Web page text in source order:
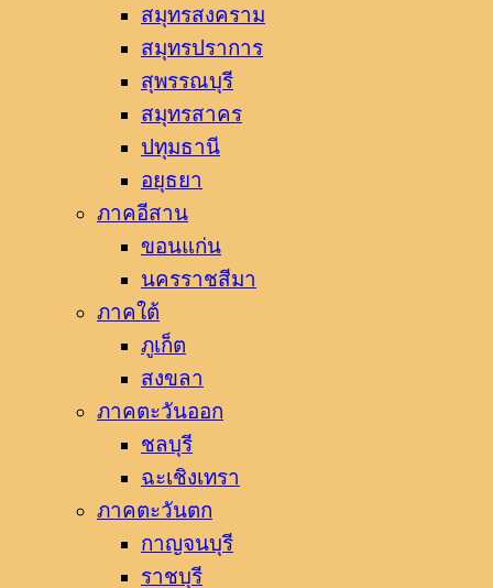
สมุทรสงคราม
สมุทรปราการ
สุพรรณบุรี
สมุทรสาคร
ปทุมธานี
อยุธยา
ภาคอีสาน
ขอนแก่น
นครราชสีมา
ภาคใต้
ภูเก็ต
สงขลา
ภาคตะวันออก
ชลบุรี
ฉะเชิงเทรา
ภาคตะวันตก
กาญจนบุรี
ราชบุรี